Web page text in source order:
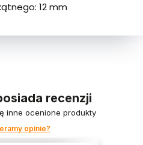
12 mm
recenzji
inne ocenione produkty
opinie?